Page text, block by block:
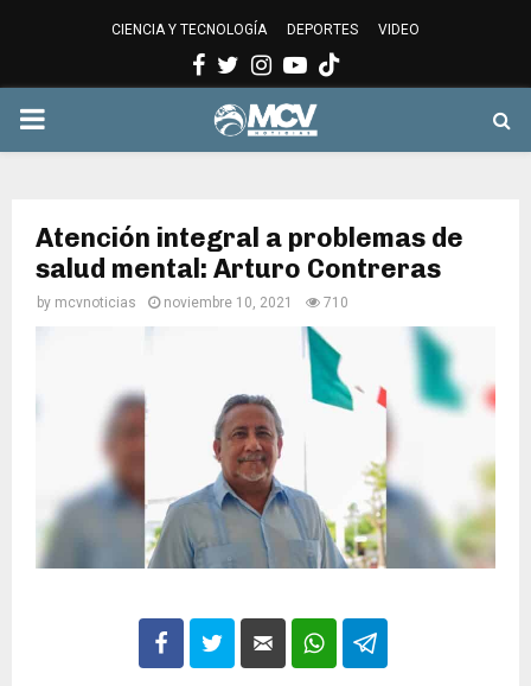
CIENCIA Y TECNOLOGÍA DEPORTES VIDEO
Facebook
Twitter
Instagram
Youtube
PRIMARY
Atención integral a problemas de
salud mental: Arturo Contreras
by mcvnoticias noviembre 10, 2021 710